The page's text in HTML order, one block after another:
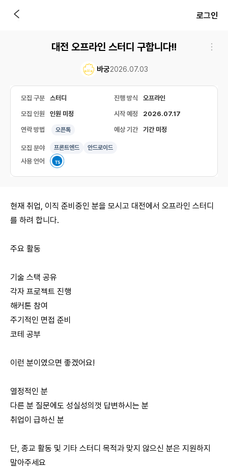
로그인
대전 오프라인 스터디 구합니다!!
바궁2026.07.03
모집 구분 스터디 진행 방식 오프라인
모집 인원 인원 미정 시작 예정 2026.07.17
연락 방법 오픈톡 예상 기간 기간 미정
모집 분야 프론트엔드 안드로이드
사용 언어
현재 취업, 이직 준비중인 분을 모시고 대전에서 오프라인 스터디
를 하려 합니다.
주요 활동
기술 스택 공유
각자 프로젝트 진행
해커톤 참여
주기적인 면접 준비
코테 공부
이런 분이였으면 좋겠어요!
열정적인 분
다른 분 질문에도 성실성의껏 답변하시는 분
취업이 급하신 분
단, 종교 활동 및 기타 스터디 목적과 맞지 않으신 분은 지원하지
말아주세요